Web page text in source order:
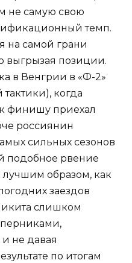
не самую свою
темп.
на самой грани
выгрызая позиции.
в Венгрии в «Ф-2»
когда
к финишу приехал
россиянин
сильных сезонов
подобное рвение
лучшим образом, как
заездов
слишком
и не давая
по итогам